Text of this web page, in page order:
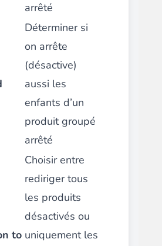
arrêté
Déterminer si
on arrête
(désactive)
aussi les
enfants d’un
produit groupé
arrêté
to
Choisir entre
rediriger tous
les produits
désactivés ou
uniquement les